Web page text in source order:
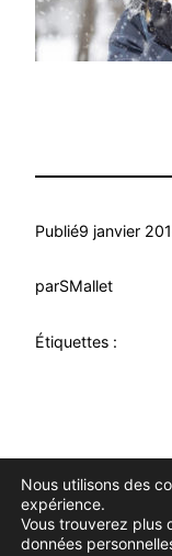
Publié9 janvier
parSMallet
Étiquettes :
Douce Evasion
Nous utilisons des
expérience.
Vous trouverez plus
données